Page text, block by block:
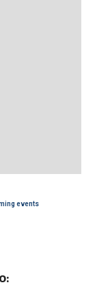
events